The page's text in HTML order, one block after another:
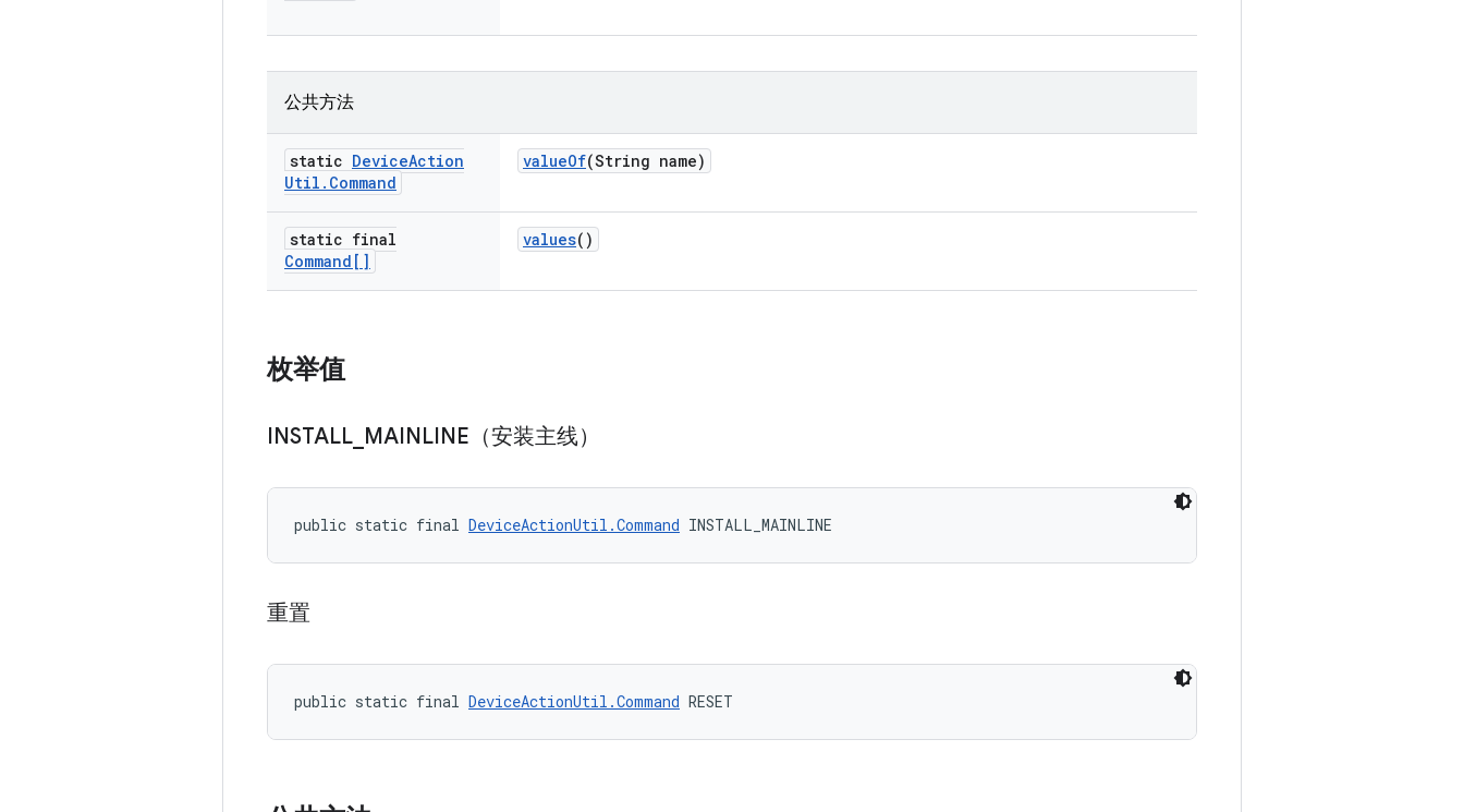
公共方法
static DeviceAction
Util . Command
valueOf(String name)
static final
Command[]
values()
枚举值
INSTALL MAINLINE（安装主线）
public static final DeviceActionUtil.Command INSTALL_MAINLINE
重置
public static final DeviceActionUtil.Command RESET